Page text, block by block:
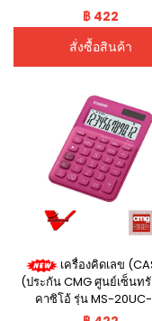
฿ 422
สั่งซื้อสินค้า
เครื่องคิดเลข
(ประกัน CMG ศูนย์เซ็นท
คาซิโอ้ รุ่น MS-20UC-